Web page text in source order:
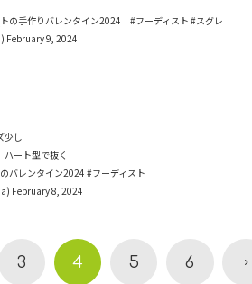
の手作りバレンタイン2024 #フーディスト #スグレ
February 9, 2024
少し
ート型で抜く
バレンタイン2024 #フーディスト
February 8, 2024
3 4 5 6